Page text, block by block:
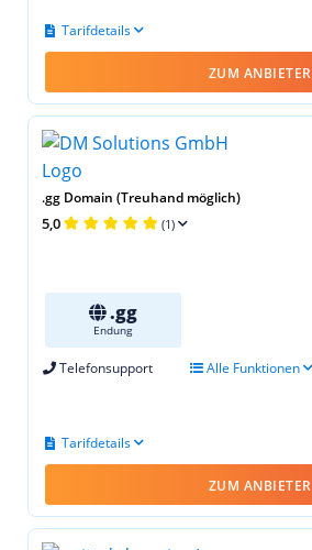
Tarifdetails
ZUM ANBIETER
.gg Domain (Treuhand möglich)
5,0 (1)
.gg
Endung
Telefonsupport Alle Funktionen
Tarifdetails
ZUM ANBIETER